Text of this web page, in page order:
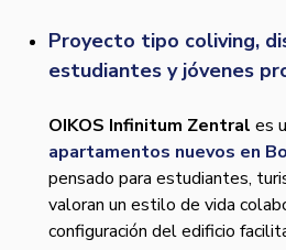
Proyecto tipo coliving,
estudiantes y jóvenes
OIKOS Infinitum Zentral es
apartamentos nuevos en
pensado para estudiantes,
valoran un estilo de vida
configuración del edificio